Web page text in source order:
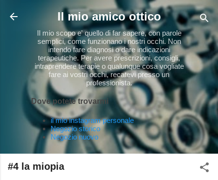
Passa ai contenuti principali
Il mio amico ottico
Il mio scopo e' quello di far sapere, con parole
semplici, come funzionano i nostri occhi. Non
intendo fare diagnosi o dare indicazioni
terapeutiche. Per avere prescrizioni, consigli,
intraprendere terapie o qualunque cosa vogliate
fare ai vostri occhi, recatevi presso un
professionista.
Dove potete trovarmi
il mio instagram personale
Negozio storico
Negozio nuovo
#4 la miopia